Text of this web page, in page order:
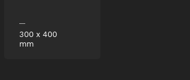
300 x 400
mm